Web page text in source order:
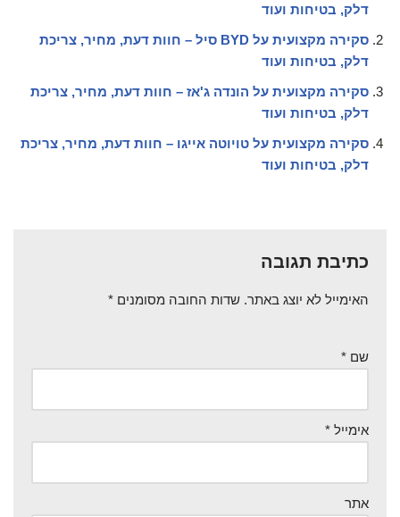
דלק, בטיחות ועוד
סקירה מקצועית על BYD סיל – חוות דעת, מחיר, צריכת
דלק, בטיחות ועוד
סקירה מקצועית על הונדה ג'אז – חוות דעת, מחיר, צריכת
דלק, בטיחות ועוד
סקירה מקצועית על טויוטה אייגו – חוות דעת, מחיר, צריכת
דלק, בטיחות ועוד
כתיבת תגובה
האימייל לא יוצג באתר. שדות החובה מסומנים *
שם *
אימייל *
אתר